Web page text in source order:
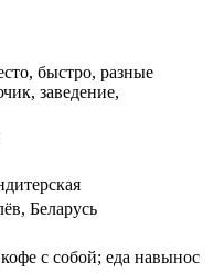
быстро, разные
заведение,
Беларусь
с собой; еда навынос